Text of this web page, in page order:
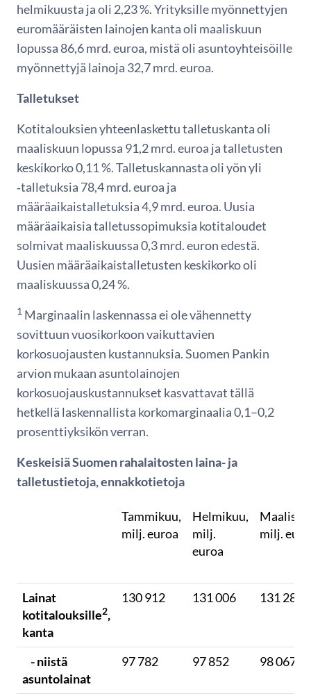
helmikuusta ja oli 2,23 %. Yrityksille myönnettyjen
euromääräisten lainojen kanta oli maaliskuun
lopussa 86,6 mrd. euroa, mistä oli asuntoyhteisöille
myönnettyjä lainoja 32,7 mrd. euroa.
Talletukset
Kotitalouksien yhteenlaskettu talletuskanta oli
maaliskuun lopussa 91,2 mrd. euroa ja talletusten
keskikorko 0,11 %. Talletuskannasta oli yön yli
‑talletuksia 78,4 mrd. euroa ja
määräaikaistalletuksia 4,9 mrd. euroa. Uusia
määräaikaisia talletussopimuksia kotitaloudet
solmivat maaliskuussa 0,3 mrd. euron edestä.
Uusien määräaikaistalletusten keskikorko oli
maaliskuussa 0,24 %.
1 Marginaalin laskennassa ei ole vähennetty
sovittuun vuosikorkoon vaikuttavien
korkosuojausten kustannuksia. Suomen Pankin
arvion mukaan asuntolainojen
korkosuojauskustannukset kasvattavat tällä
hetkellä laskennallista korkomarginaalia 0,1–0,2
prosenttiyksikön verran.
Keskeisiä Suomen rahalaitosten laina- ja
talletustietoja, ennakkotietoja
Tammikuu,
milj. euroa
Helmikuu,
milj.
euroa
milj.
Lainat
kotitalouksille2,
kanta
130 912 131 006 131 289
- niistä
asuntolainat
97 782 97 852 98 067